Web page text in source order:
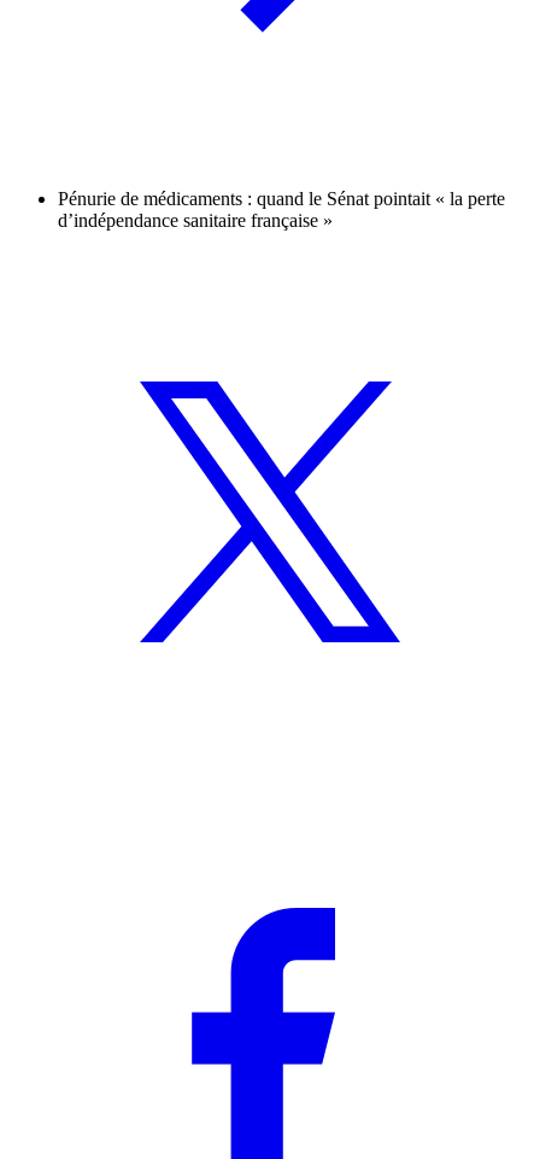
Pénurie de médicaments : quand le Sénat pointait « la perte
d’indépendance sanitaire française »